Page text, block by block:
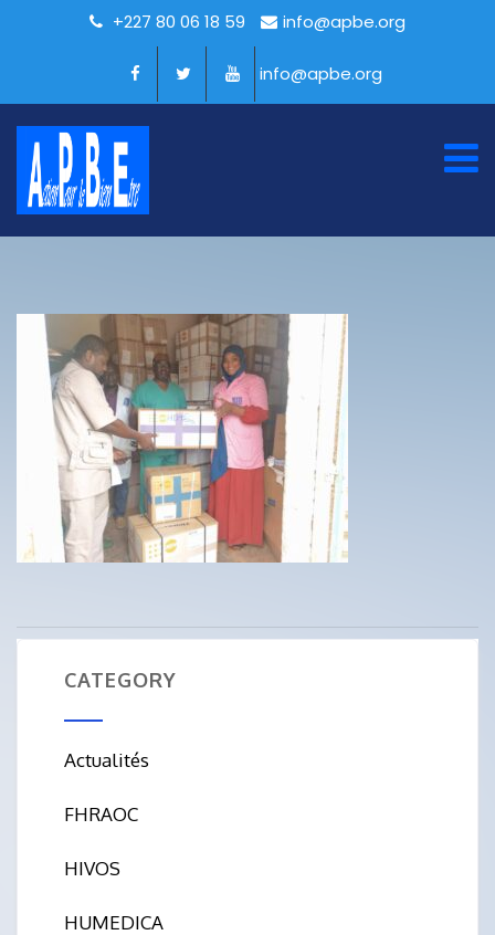
+227 80 06 18 59 info@apbe.org
info@apbe.org
CATEGORY
Actualités
FHRAOC
HIVOS
HUMEDICA